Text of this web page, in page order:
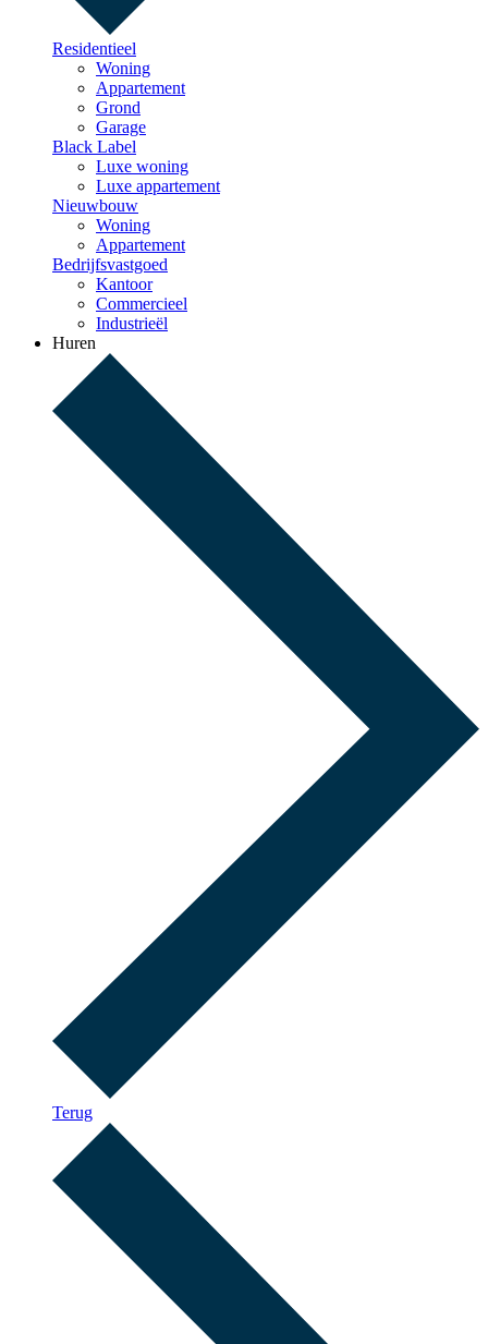
Residentieel
Woning
Appartement
Grond
Garage
Black Label
Luxe woning
Luxe appartement
Nieuwbouw
Woning
Appartement
Bedrijfsvastgoed
Kantoor
Commercieel
Industrieël
Huren
Terug